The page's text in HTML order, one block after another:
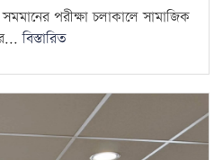
পরীক্ষা চলাকালে সামাজিক
বিস্তারিত